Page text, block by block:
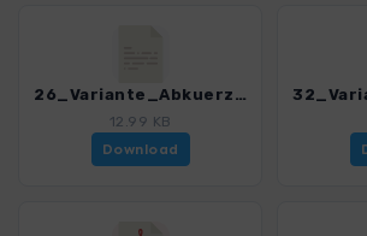
26_Variante_Abkuerzung Behla Doeggingen.gpx
12.99 KB
Download